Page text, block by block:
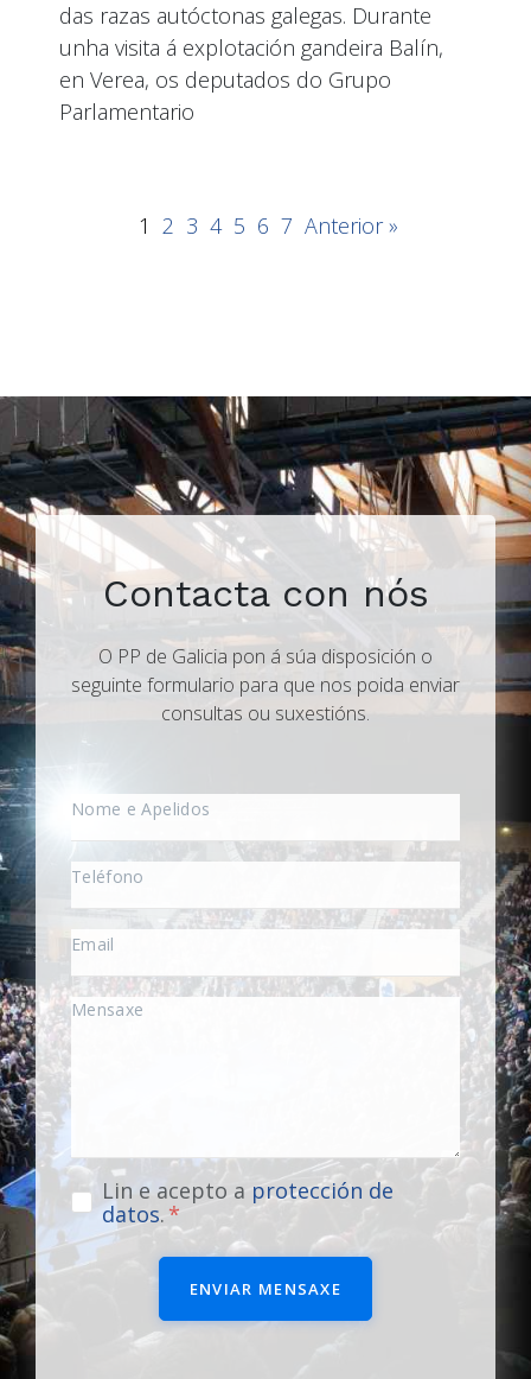
das razas autóctonas galegas. Durante
unha visita á explotación gandeira Balín,
en Verea, os deputados do Grupo
Parlamentario
1 2 3 4 5 6 7 Anterior »
Contacta con nós
O PP de Galicia pon á súa disposición o
seguinte formulario para que nos poida enviar
consultas ou suxestións.
Lin e acepto a protección de
datos.
ENVIAR MENSAXE